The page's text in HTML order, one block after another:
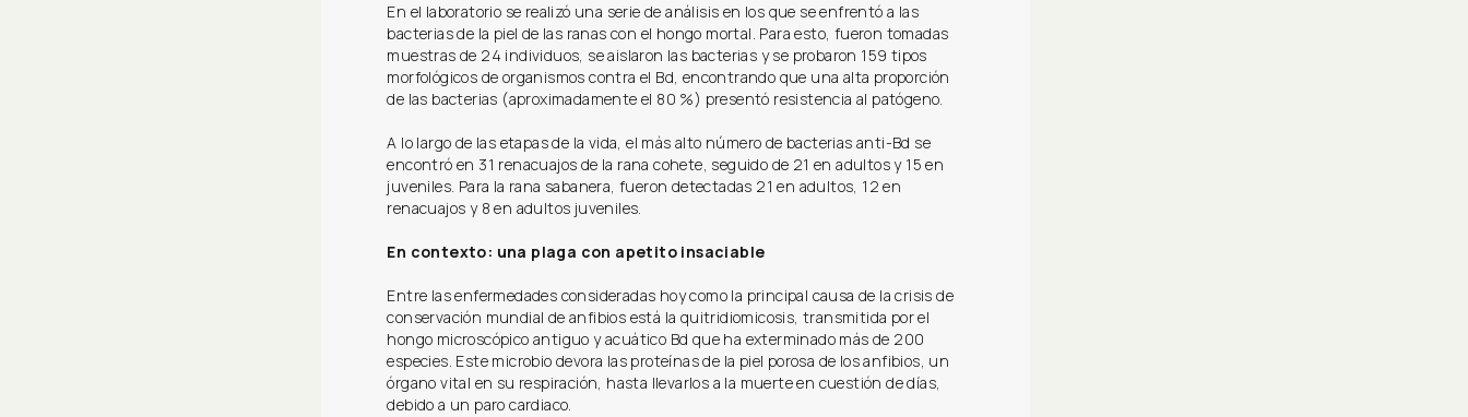
En el laboratorio se realizó una serie de análisis en los que se enfrentó a las
bacterias de la piel de las ranas con el hongo mortal. Para esto, fueron tomadas
muestras de 24 individuos, se aislaron las bacterias y se probaron 159 tipos
morfológicos de organismos contra el Bd, encontrando que una alta proporción
de las bacterias (aproximadamente el 80 %) presentó resistencia al patógeno.
A lo largo de las etapas de la vida, el más alto número de bacterias anti-Bd se
encontró en 31 renacuajos de la rana cohete, seguido de 21 en adultos y 15 en
juveniles. Para la rana sabanera, fueron detectadas 21 en adultos, 12 en
renacuajos y 8 en adultos juveniles.
En contexto: una plaga con apetito insaciable
Entre las enfermedades consideradas hoy como la principal causa de la crisis de
conservación mundial de anfibios está la quitridiomicosis, transmitida por el
hongo microscópico antiguo y acuático Bd que ha exterminado más de 200
especies. Este microbio devora las proteínas de la piel porosa de los anfibios, un
órgano vital en su respiración, hasta llevarlos a la muerte en cuestión de días,
debido a un paro cardiaco.